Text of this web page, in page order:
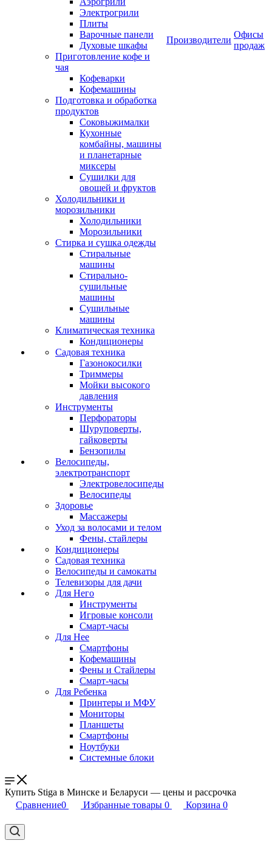
Электрогрили
Плиты
Варочные панели
Духовые шкафы
Приготовление кофе и
чая
Кофеварки
Кофемашины
Подготовка и обработка
продуктов
Соковыжималки
Кухонные
комбайны, машины
и планетарные
миксеры
Сушилки для
овощей и фруктов
Холодильники и
морозильники
Холодильники
Морозильники
Стирка и сушка одежды
Стиральные
машины
Стирально-
сушильные
машины
Сушильные
машины
Климатическая техника
Кондиционеры
Садовая техника
Газонокосилки
Триммеры
Мойки высокого
давления
Инструменты
Перфораторы
Шуруповерты,
гайковерты
Бензопилы
Велосипеды,
электротранспорт
Электровелосипеды
Велосипеды
Здоровье
Массажеры
Уход за волосами и телом
Фены, стайлеры
Кондиционеры
Садовая техника
Велосипеды и самокаты
Телевизоры для дачи
Для Него
Инструменты
Игровые консоли
Смарт-часы
Для Нее
Смартфоны
Кофемашины
Фены и Стайлеры
Смарт-часы
Для Ребенка
Принтеры и МФУ
Мониторы
Планшеты
Смартфоны
Ноутбуки
Системные блоки
Производители
Офисы
продаж
Купить Stiga в Минске и Беларуси — цены и рассрочка
Сравнение0 Избранные товары 0 Корзина 0